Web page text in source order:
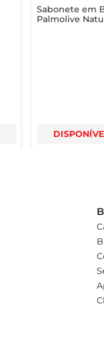
Sabonete em
Palmolive